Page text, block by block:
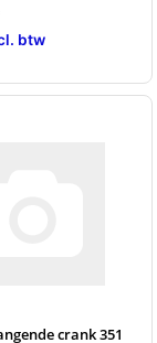
btw
crank 351